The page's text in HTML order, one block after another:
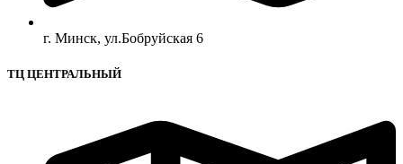
г. Минск, ул.Бобруйская 6
ТЦ ЦЕНТРАЛЬНЫЙ